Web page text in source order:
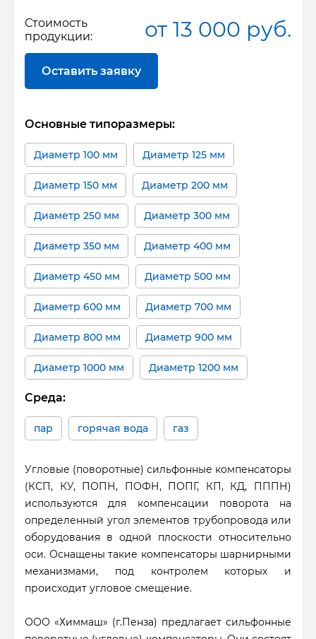
Стоимость
продукции:
от 13 000 руб.
Оставить заявку
Основные типоразмеры:
Диаметр 100 мм Диаметр 125 мм
Диаметр 150 мм Диаметр 200 мм
Диаметр 250 мм Диаметр 300 мм
Диаметр 350 мм Диаметр 400 мм
Диаметр 450 мм Диаметр 500 мм
Диаметр 600 мм Диаметр 700 мм
Диаметр 800 мм Диаметр 900 мм
Диаметр 1000 мм Диаметр 1200 мм
Среда:
пар горячая вода газ
Угловые (поворотные) сильфонные компенсаторы
(КСП, КУ, ПОПН, ПОФН, ПОПГ, КП, КД, ПППН)
используются для компенсации поворота на
определенный угол элементов трубопровода или
оборудования в одной плоскости относительно
оси. Оснащены такие компенсаторы шарнирными
механизмами, под контролем которых и
происходит угловое смещение.
ООО «Химмаш» (г.Пенза) предлагает сильфонные